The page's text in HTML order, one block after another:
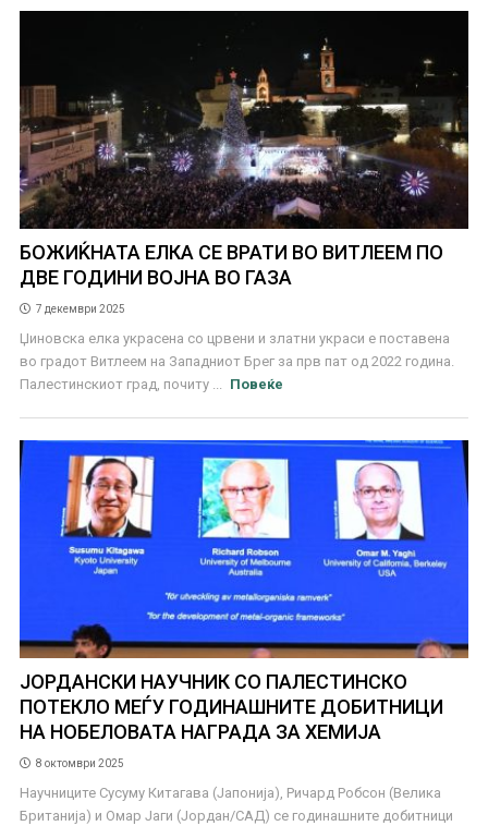
БОЖИЌНАТА ЕЛКА СЕ ВРАТИ ВО ВИТЛЕЕМ ПО
ДВЕ ГОДИНИ ВОЈНА ВО ГАЗА
7 декември 2025
Џиновска елка украсена со црвени и златни украси е поставена
во градот Витлеем на Западниот Брег за прв пат од 2022 година.
Палестинскиот град, почиту ...
Повеќе
ЈОРДАНСКИ НАУЧНИК СО ПАЛЕСТИНСКО
ПОТЕКЛО МЕЃУ ГОДИНАШНИТЕ ДОБИТНИЦИ
НА НОБЕЛОВАТА НАГРАДА ЗА ХЕМИЈА
8 октомври 2025
Научниците Сусуму Китагава (Јапонија), Ричард Робсон (Велика
Британија) и Омар Јаги (Јордан/САД) се годинашните добитници